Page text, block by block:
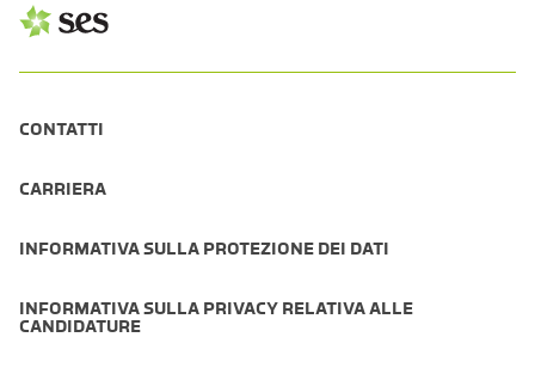
CONTATTI
CARRIERA
INFORMATIVA SULLA PROTEZIONE DEI DATI
INFORMATIVA SULLA PRIVACY RELATIVA ALLE
CANDIDATURE